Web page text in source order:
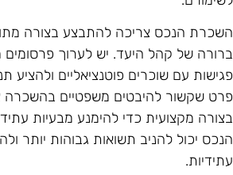
הנכס צריכה להתבצע בצורה
של קהל היעד. יש לערוך פרסומים
עם שוכרים פוטנציאליים ולהציע
שקשור להיבטים משפטיים בהשכרה
מקצועית כדי להימנע מבעיות
יכול להניב תשואות גבוהות יותר